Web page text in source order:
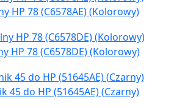
HP 78 (C6578AE) (Kolorowy)
HP 78 (C6578DE) (Kolorowy)
45 do HP (51645AE) (Czarny)